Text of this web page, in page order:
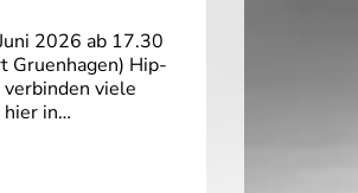
2026 ab 17.30
Gruenhagen) Hip-
viele
hier in…